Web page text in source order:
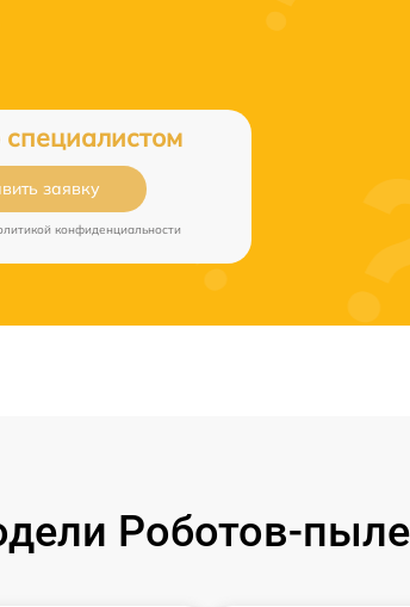
специалистом
заявку
конфиденциальности
Роботов-